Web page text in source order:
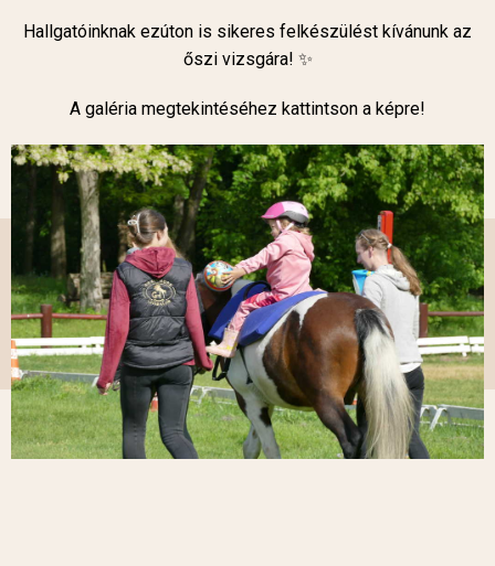
Hallgatóinknak ezúton is sikeres felkészülést kívánunk az
őszi vizsgára! ✨
A galéria megtekintéséhez kattintson a képre!